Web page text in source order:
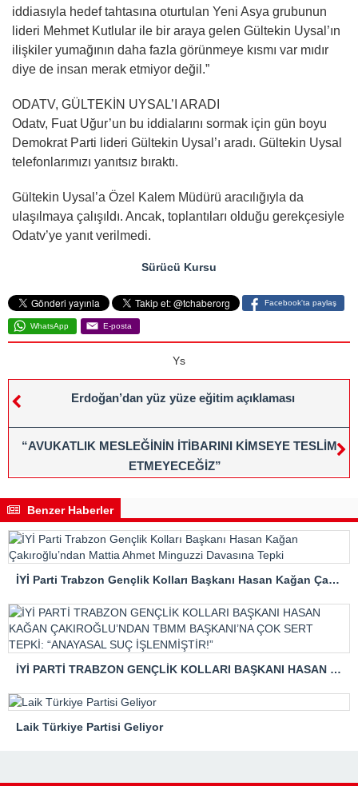
iddiasıyla hedef tahtasına oturtulan Yeni Asya grubunun
lideri Mehmet Kutlular ile bir araya gelen Gültekin Uysal’ın
ilişkiler yumağının daha fazla görünmeye kısmı var mıdır
diye de insan merak etmiyor değil.”
ODATV, GÜLTEKİN UYSAL’I ARADI
Odatv, Fuat Uğur’un bu iddialarını sormak için gün boyu
Demokrat Parti lideri Gültekin Uysal’ı aradı. Gültekin Uysal
telefonlarımızı yanıtsız bıraktı.
Gültekin Uysal’a Özel Kalem Müdürü aracılığıyla da
ulaşılmaya çalışıldı. Ancak, toplantıları olduğu gerekçesiyle
Odatv’ye yanıt verilmedi.
Sürücü Kursu
Facebook'ta paylaş
WhatsApp E-posta
Ys
Erdoğan’dan yüz yüze eğitim açıklaması
“AVUKATLIK MESLEĞİNİN İTİBARINI KİMSEYE TESLİM
ETMEYECEĞİZ”
Benzer Haberler
İYİ Parti Trabzon Gençlik Kolları Başkanı Hasan Kağan Çakıroğlu’ndan Mattia Ahmet Minguzzi Davasına Tepki
İYİ PARTİ TRABZON GENÇLİK KOLLARI BAŞKANI HASAN KAĞAN ÇAKIROĞLU’NDAN TBMM BAŞKANI’NA ÇOK SERT TEPKİ: “ANAYASAL SUÇ İŞLENMİŞTİR!”
Laik Türkiye Partisi Geliyor